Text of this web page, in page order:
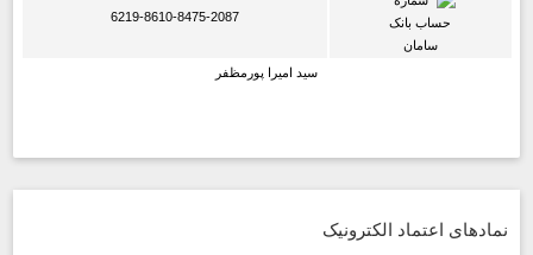
6219-8610-8475-2087
سید امیرا پورمظفر
نمادهای اعتماد الکترونیک